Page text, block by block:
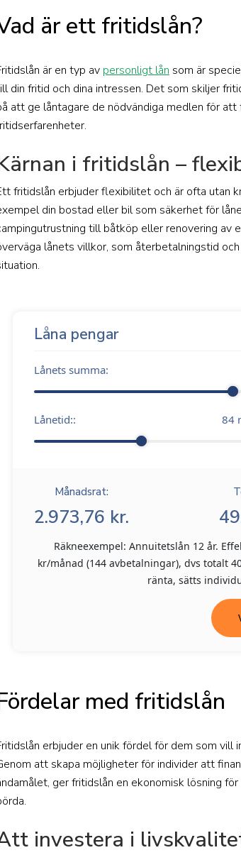
är ett fritidslån?
är en typ av personligt lån som är
din fritid och dina intressen. Det som skiljer
att ge låntagare de nödvändiga medlen för
i fritidslån –
fritidslån erbjuder flexibilitet och är ofta utan
din bostad eller bil som säkerhet för
till båtköp eller renovering
lånets villkor, som återbetalningstid
Låna pengar
Lånets summa:
Lånetid:: 84
Månadsrat:
2.973,76 kr.
Räkneexempel: Annuitetslån 12 år.
kr/månad (144 avbetalningar), dvs totalt
ränta, sätts
med fritidslån
erbjuder en unik fördel för dem som
att skapa möjligheter för individer att
ger fritidslån en ekonomisk lösning
investera i